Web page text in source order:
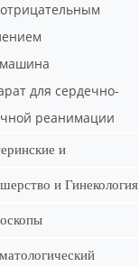
для сердечно-
реанимации
и
и Гинекология